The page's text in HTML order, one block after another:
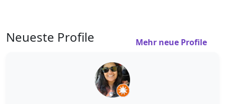
Neueste Profile Mehr neue Profile